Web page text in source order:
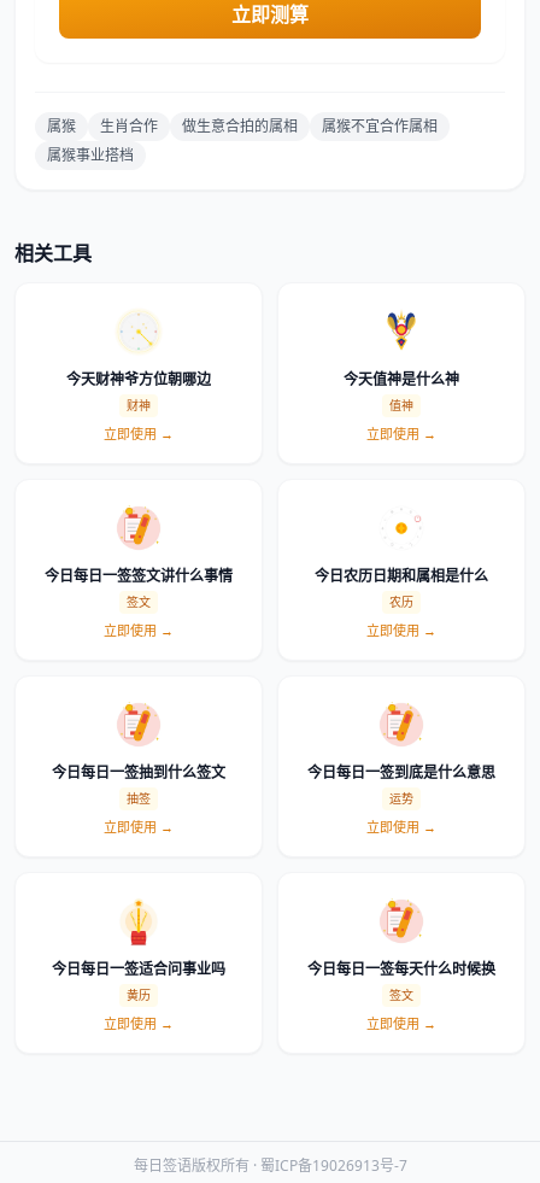
立即测算
属猴 生肖合作 做生意合拍的属相
属猴不宜合作属相
属猴事业搭档
相关工具
今天财神爷方位朝哪边
财神
立即使用 →
今天值神是什么神
值神
立即使用 →
今日每日一签签文讲什么事情
签文
立即使用 →
今日农历日期和属相是什么
农历
立即使用 →
今日每日一签抽到什么签文
抽签
立即使用 →
今日每日一签到底是什么意思
运势
立即使用 →
今日每日一签适合问事业吗
黄历
立即使用 →
今日每日一签每天什么时候换
签文
立即使用 →
每日签语版权所有 · 蜀ICP备19026913号-7